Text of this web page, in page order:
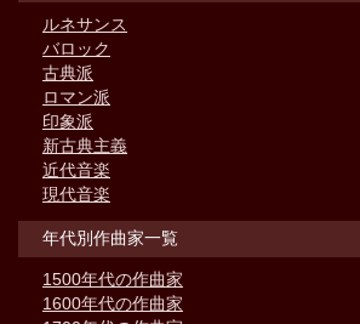
ルネサンス
バロック
古典派
ロマン派
印象派
新古典主義
近代音楽
現代音楽
年代別作曲家一覧
1500年代の作曲家
1600年代の作曲家